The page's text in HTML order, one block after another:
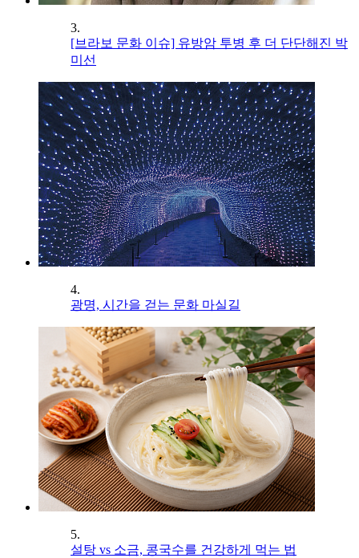
3.
[브라보 문화 이슈] 유방암 투병 후 더 단단해진 박
미선
4.
광명, 시간을 걷는 문화 마실길
5.
설탕 vs 소금, 콩국수를 건강하게 먹는 법